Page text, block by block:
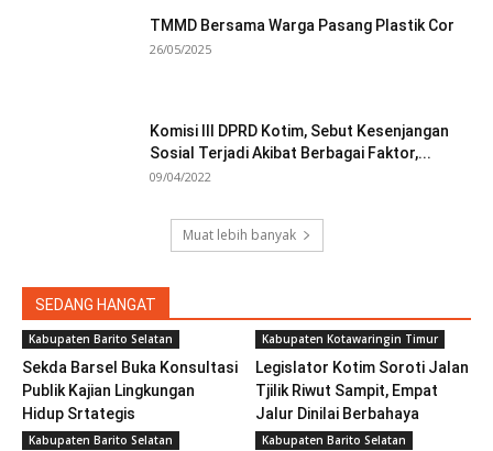
TMMD Bersama Warga Pasang Plastik Cor
26/05/2025
Komisi III DPRD Kotim, Sebut Kesenjangan
Sosial Terjadi Akibat Berbagai Faktor,...
09/04/2022
Muat lebih banyak
SEDANG HANGAT
Kabupaten Barito Selatan
Sekda Barsel Buka Konsultasi
Publik Kajian Lingkungan
Hidup Srtategis
Kabupaten Kotawaringin Timur
Legislator Kotim Soroti Jalan
Tjilik Riwut Sampit, Empat
Jalur Dinilai Berbahaya
Kabupaten Barito Selatan Kabupaten Barito Selatan